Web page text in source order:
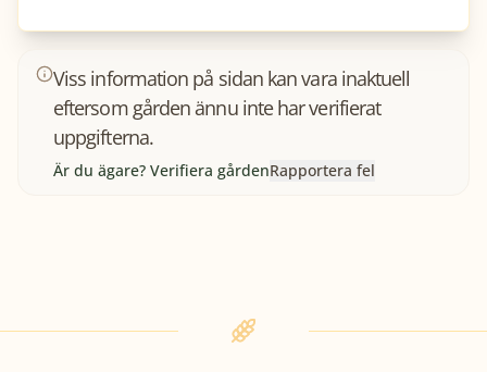
Viss information på sidan kan vara inaktuell
eftersom gården ännu inte har verifierat
uppgifterna.
Är du ägare? Verifiera gårdenRapportera fel